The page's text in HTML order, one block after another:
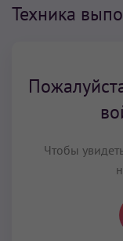
Техника
Чтобы